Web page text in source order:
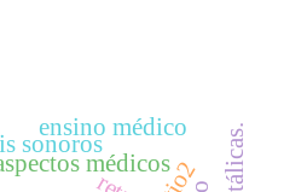
médicos
sonoros
ensino médico